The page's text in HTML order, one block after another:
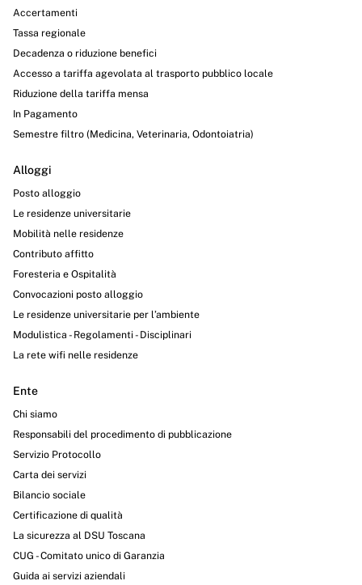
Accertamenti
Tassa regionale
Decadenza o riduzione benefici
Accesso a tariffa agevolata al trasporto pubblico locale
Riduzione della tariffa mensa
In Pagamento
Semestre filtro (Medicina, Veterinaria, Odontoiatria)
Alloggi
Posto alloggio
Le residenze universitarie
Mobilità nelle residenze
Contributo affitto
Foresteria e Ospitalità
Convocazioni posto alloggio
Le residenze universitarie per l’ambiente
Modulistica - Regolamenti - Disciplinari
La rete wifi nelle residenze
Ente
Chi siamo
Responsabili del procedimento di pubblicazione
Servizio Protocollo
Carta dei servizi
Bilancio sociale
Certificazione di qualità
La sicurezza al DSU Toscana
CUG - Comitato unico di Garanzia
Guida ai servizi aziendali